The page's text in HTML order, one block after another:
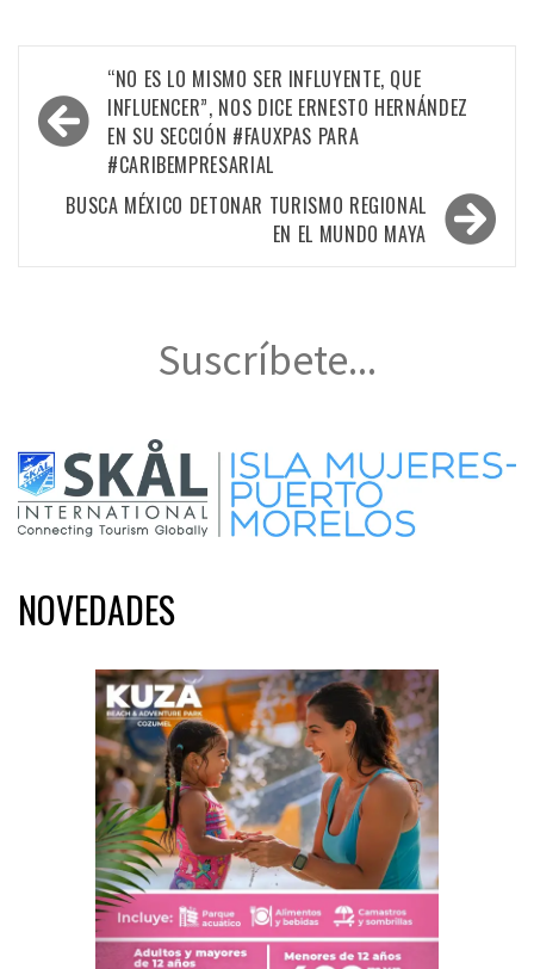
Navegación
de
entradas
“NO ES LO MISMO SER INFLUYENTE, QUE
INFLUENCER”, NOS DICE ERNESTO HERNÁNDEZ
EN SU SECCIÓN #FAUXPAS PARA
#CARIBEMPRESARIAL
BUSCA MÉXICO DETONAR TURISMO REGIONAL
EN EL MUNDO MAYA
Suscríbete...
NOVEDADES